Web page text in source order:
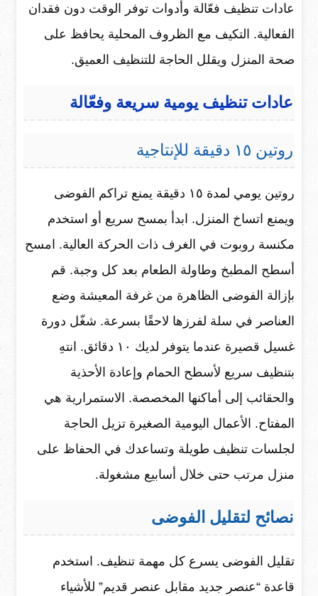
عادات تنظيف فعّالة وأدوات توفر الوقت دون فقدان
الفعالية. التكيف مع الظروف المحلية يحافظ على
صحة المنزل ويقلل الحاجة للتنظيف العميق.
عادات تنظيف يومية سريعة وفعّالة
روتين ١٥ دقيقة للإنتاجية
روتين يومي لمدة ١٥ دقيقة يمنع تراكم الفوضى
ويمنع اتساخ المنزل. ابدأ بمسح سريع أو استخدم
مكنسة روبوت في الغرف ذات الحركة العالية. امسح
أسطح المطبخ وطاولة الطعام بعد كل وجبة. قم
بإزالة الفوضى الظاهرة من غرفة المعيشة وضع
العناصر في سلة لفرزها لاحقًا بسرعة. شغّل دورة
غسيل قصيرة عندما يتوفر لديك ١٠ دقائق. انتهِ
بتنظيف سريع لأسطح الحمام وإعادة الأحذية
والحقائب إلى أماكنها المخصصة. الاستمرارية هي
المفتاح. الأعمال اليومية الصغيرة تزيل الحاجة
لجلسات تنظيف طويلة وتساعدك في الحفاظ على
منزل مرتب حتى خلال أسابيع مشغولة.
نصائح لتقليل الفوضى
تقليل الفوضى يسرع كل مهمة تنظيف. استخدم
قاعدة “عنصر جديد مقابل عنصر قديم” للأشياء